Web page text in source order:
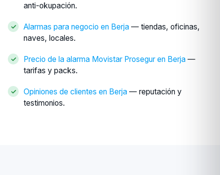
anti-okupación.
Alarmas para negocio en Berja — tiendas, oficinas,
naves, locales.
Precio de la alarma Movistar Prosegur en Berja —
tarifas y packs.
Opiniones de clientes en Berja — reputación y
testimonios.